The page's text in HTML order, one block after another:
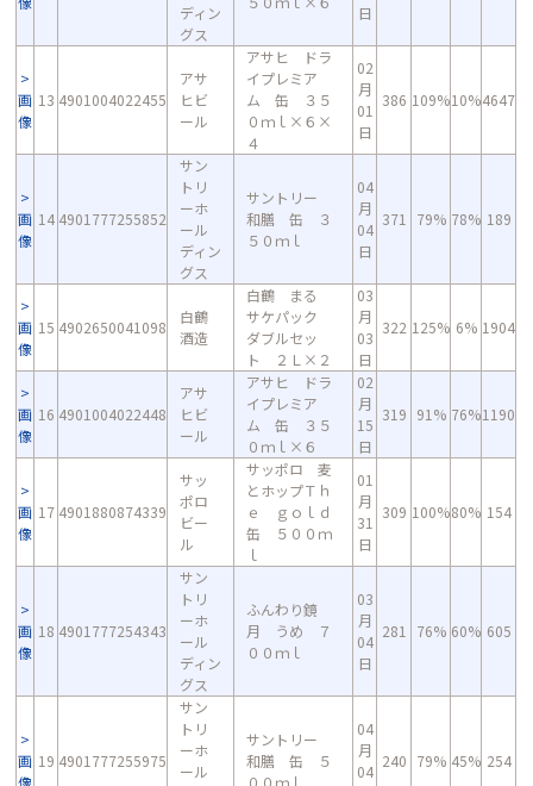
ディン
グス
日
画
像
13 4901004022455
アサ
ヒビ
ール
アサヒ ドラ
イプレミア
ム 缶 ３５
０ｍｌ×６×
４
02
月
01
日
386 109%10%4647
画
像
14 4901777255852
サン
トリ
ーホ
ール
ディン
グス
サントリー
和膳 缶 ３
５０ｍｌ
04
月
04
日
371 79% 78% 189
画
像
15 4902650041098
白鶴
酒造
白鶴 まる
サケパック
ダブルセッ
ト ２Ｌ×２
03
月
03
日
322 125% 6% 1904
画
像
16 4901004022448
アサ
ヒビ
ール
アサヒ ドラ
イプレミア
ム 缶 ３５
０ｍｌ×６
02
月
15
日
319 91% 76%1190
画
像
17 4901880874339
サッ
ポロ
ビー
ル
サッポロ 麦
とホップＴｈ
ｅ ｇｏｌｄ
缶 ５００ｍ
ｌ
01
月
31
日
309 100%80% 154
画
像
18 4901777254343
サン
トリ
ーホ
ール
ディン
グス
ふんわり鏡
月 うめ ７
００ｍｌ
03
月
04
日
281 76% 60% 605
画
像
19 4901777255975
サン
トリ
ーホ
ール
サントリー
和膳 缶 ５
００ｍｌ
04
月
04
240 79% 45% 254